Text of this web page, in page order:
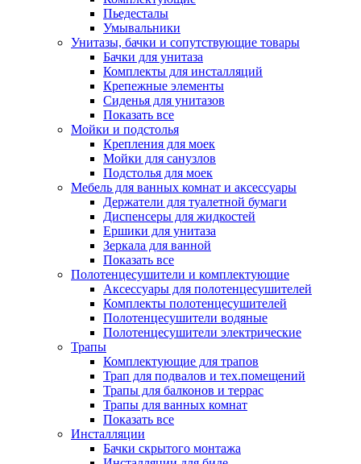
Пьедесталы
Умывальники
Унитазы, бачки и сопутствующие товары
Бачки для унитаза
Комплекты для инсталляций
Крепежные элементы
Сиденья для унитазов
Показать все
Мойки и подстолья
Крепления для моек
Мойки для санузлов
Подстолья для моек
Мебель для ванных комнат и аксессуары
Держатели для туалетной бумаги
Диспенсеры для жидкостей
Ершики для унитаза
Зеркала для ванной
Показать все
Полотенцесушители и комплектующие
Аксессуары для полотенцесушителей
Комплекты полотенцесушителей
Полотенцесушители водяные
Полотенцесушители электрические
Трапы
Комплектующие для трапов
Трап для подвалов и тех.помещений
Трапы для балконов и террас
Трапы для ванных комнат
Показать все
Инсталляции
Бачки скрытого монтажа